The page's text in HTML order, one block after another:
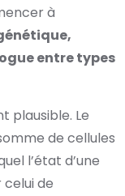
à
entre types
plausible. Le
de cellules
l’état d’une
de